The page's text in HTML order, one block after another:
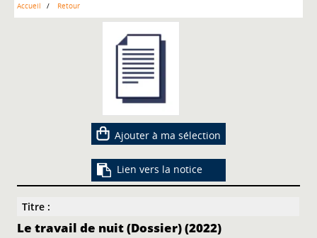
Accueil Retour
Ajouter à ma sélection
Lien vers la notice
Titre :
Le travail de nuit (Dossier) (2022)